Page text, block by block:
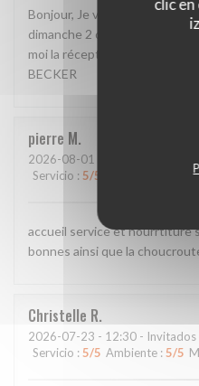
Bonjour, Je vous ai envoyé un
dimanche 2 ou hier 3 août.
moi la réception de mon
BECKER
pierre M
2026-08-01
Servicio : 5/5
accueil service et nourrtiture
bonnes ainsi que la
Christelle R
2026-07-23 - 12:30 - Invitados
Servicio : 5/5 Ambiente : 5/5